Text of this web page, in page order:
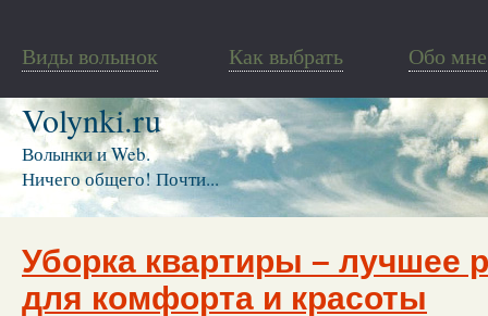
Виды волынок Как выбрать Обо мне
Volynki.ru
Волынки и Web.
Ничего общего! Почти...
Уборка квартиры – лучшее
для комфорта и красоты